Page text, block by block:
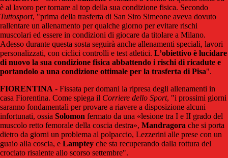
è al lavoro per tornare al top della sua condizione fisica. Secondo
Tuttosport, "prima della trasferta di San Siro Simeone aveva dovuto
rallentare un allenamento per qualche giorno per evitare rischi
muscolari ed essere in condizioni di giocare da titolare a Milano.
Adesso durante questa sosta seguirà anche allenamenti speciali, lavori
personalizzati, con ciclici controlli e test atletici. L’obiettivo è lucidare
di nuovo la sua condizione fisica abbattendo i rischi di ricadute e
portandolo a una condizione ottimale per la trasferta di Pisa".
FIORENTINA - Fissata per domani la ripresa degli allenamenti in
casa Fiorentina. Come spiega il Corriere dello Sport, "i prossimi giorni
saranno fondamentali per provare a riavere a disposizione alcuni
infortunati, ossia Solomon fermato da una «lesione tra I e II grado del
muscolo retto femorale della coscia destra», Mandragora che si porta
dietro da giorni un problema al polpaccio, Lezzerini alle prese con un
guaio alla coscia, e Lamptey che sta recuperando dalla rottura del
crociato risalente allo scorso settembre".